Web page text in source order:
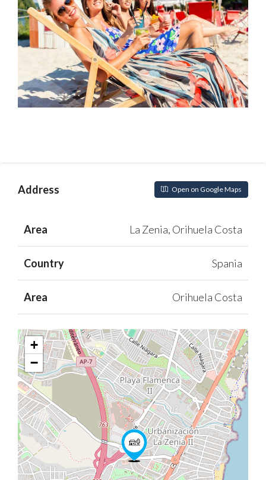
Address Open on Google Maps
Area La Zenia, Orihuela Costa
Country Spania
Area Orihuela Costa
+
−